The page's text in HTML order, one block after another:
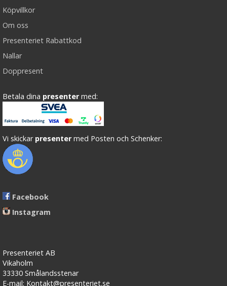
Köpvillkor
Om oss
Presenteriet Rabattkod
Nallar
Doppresent
Betala dina presenter med:
Vi skickar presenter med Posten och Schenker:
Facebook
Instagram
Presenteriet AB
Vikaholm
33330 Smålandsstenar
E-mail: Kontakt@presenteriet.se